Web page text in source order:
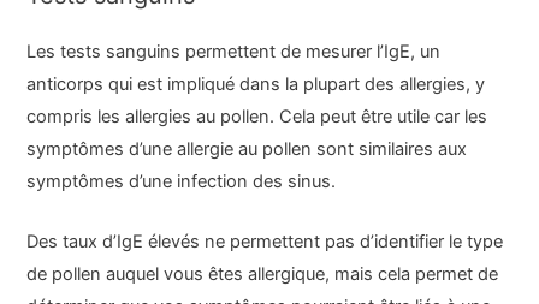
Les tests sanguins permettent de mesurer l’IgE, un
anticorps qui est impliqué dans la plupart des allergies, y
compris les allergies au pollen. Cela peut être utile car les
symptômes d’une allergie au pollen sont similaires aux
symptômes d’une infection des sinus.
Des taux d’IgE élevés ne permettent pas d’identifier le type
de pollen auquel vous êtes allergique, mais cela permet de